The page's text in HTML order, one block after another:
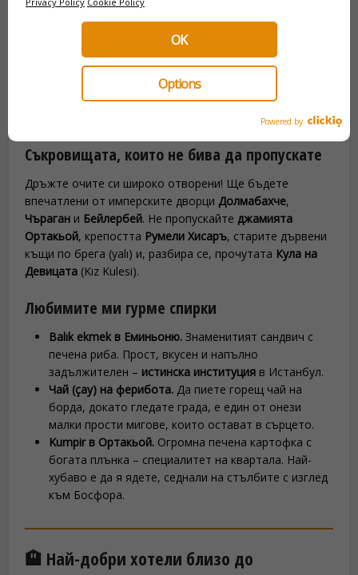
😋 Какво да видите и опитате по
Босфора?
Босфорът е наслада за очите… и за небцето! Тук ще
откриете иуникални гледки, и типични местни вкусове
Съкровищата, които не бива да пропускате
Дръжте очите си широко отворени! Ще бъдете
впечатлени от имперските дворци Долмабахче,
Чъраган и Бейлербей. Не пропускайте джамията
Ортакьой, крепостта Румели Хисаръ, старите дървени
къщи по брега (yalı) и, разбира се, прочутата Кула на
Девицата (Kız Kulesi).
Любимите ми гурме спирки
Balık ekmek в Еминьоню. Знаменитият сандвич с
печена риба. Прост, вкусен и напълно
задължителен – истинска институция в Истанбул.
Чай (çay) на ферибота. Да пиете горещ чай на
борда, докато гледате града, е един от онези
малки прости мигове, които остават в сърцето.
Kumpir в Ортакьой. Огромна печена картофка с
богата плънка – специалитет на квартала. Най-
хубаво е да я ядете, седнали на стълбите с изглед
към Босфора.
🏨 Най-добри хотели близо до
Options
OK
Powered by